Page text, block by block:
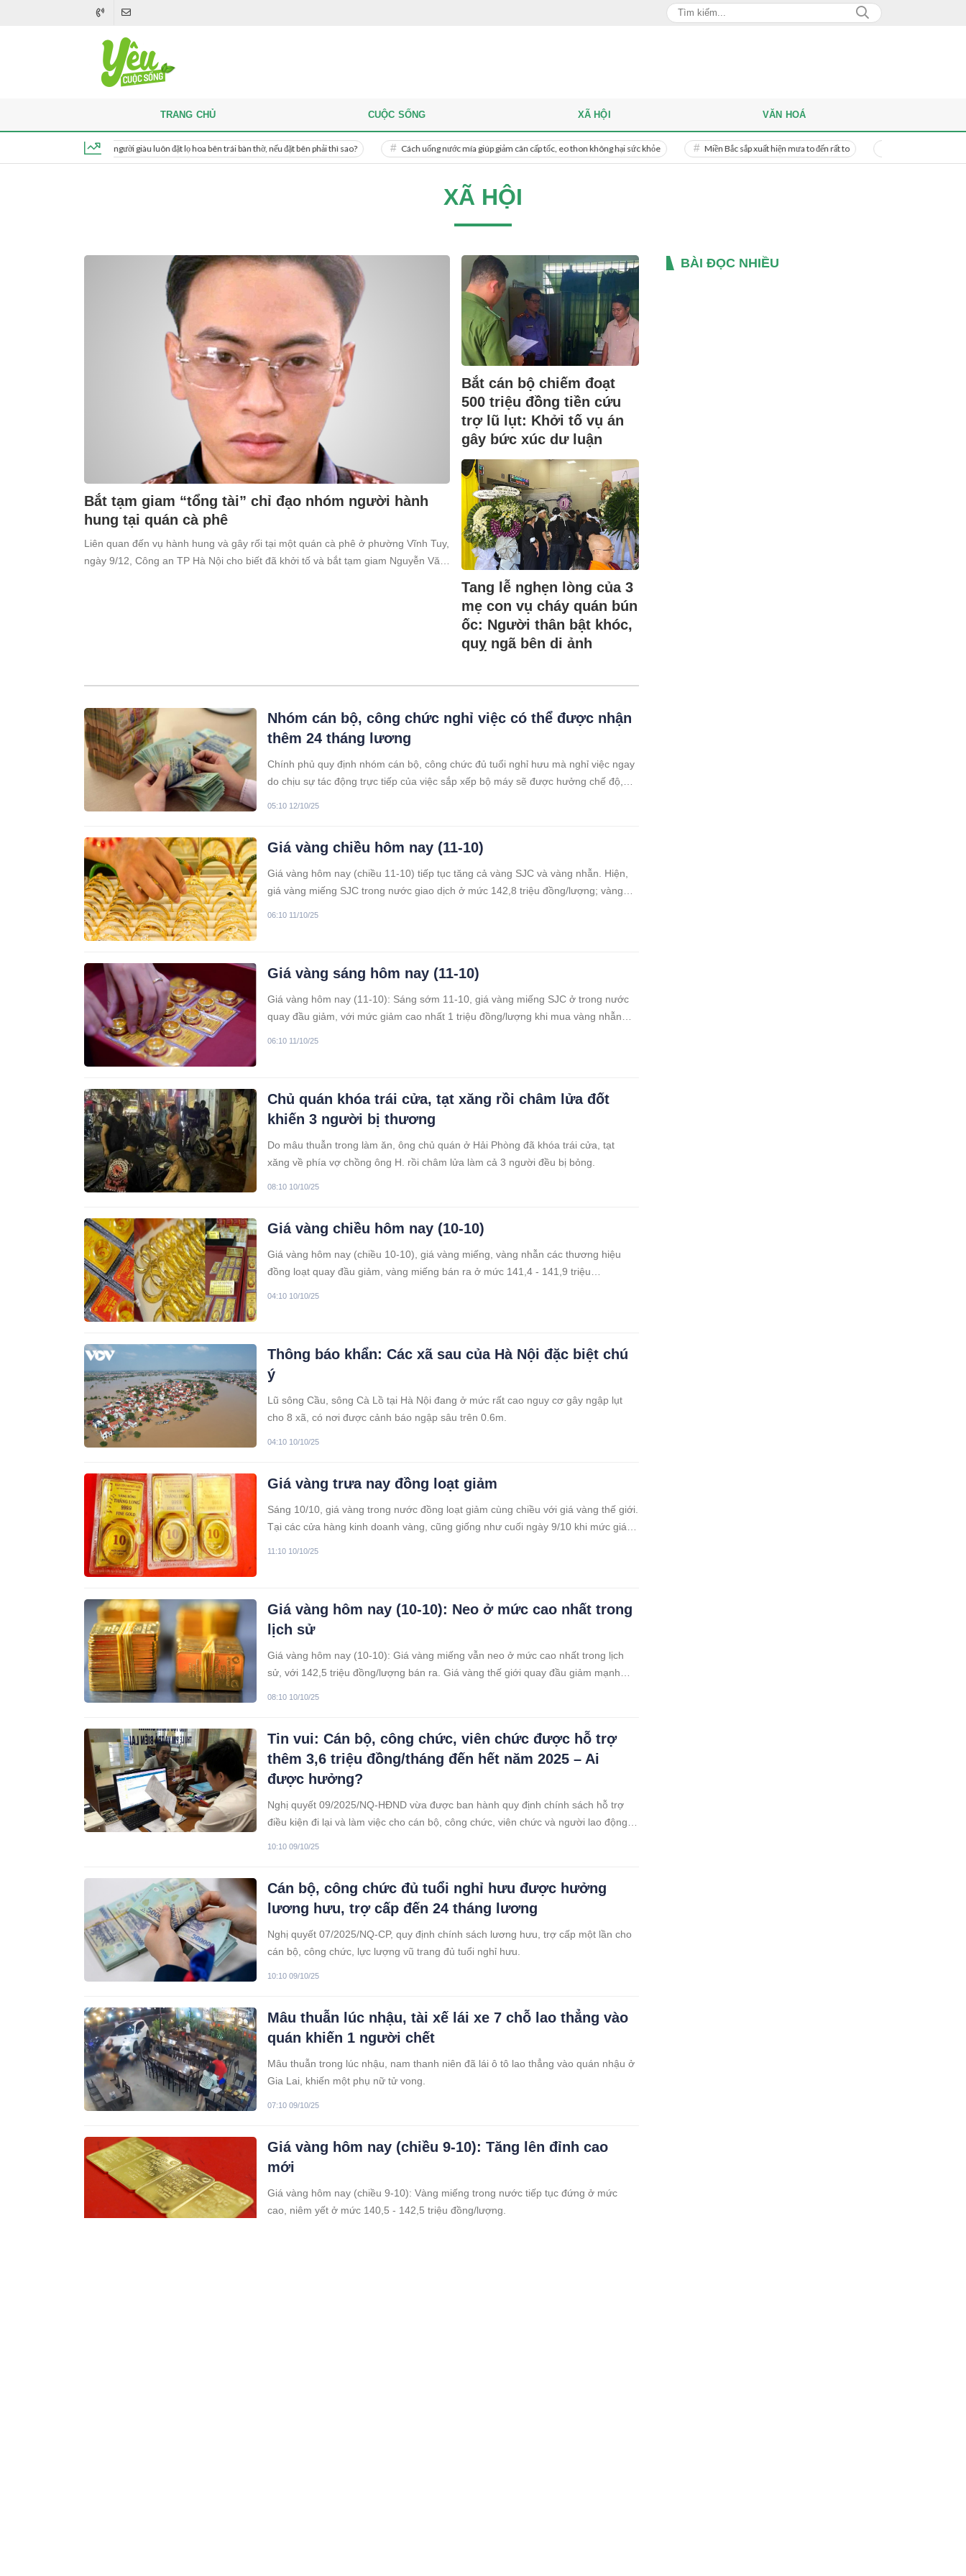
Khi thắp hương, người giàu luôn đặt lọ hoa bên trái bàn thờ, nếu đặt bên phải thì sao? Cách uống nước mía giúp giảm cân cấp tốc, eo thon không hại sức khỏe Miền Bắc sắp xuất hiện mưa to đến rất to Danh tính người phụ nữ bị bạn
TRANG CHỦ CUỘC SỐNG XÃ HỘI VĂN HOÁ
XÃ HỘI
Bắt tạm giam “tổng tài” chỉ đạo nhóm người hành
hung tại quán cà phê
Liên quan đến vụ hành hung và gây rối tại một quán cà phê ở phường Vĩnh Tuy,
ngày 9/12, Công an TP Hà Nội cho biết đã khởi tố và bắt tạm giam Nguyễn Văn
Bắt cán bộ chiếm đoạt
500 triệu đồng tiền cứu
trợ lũ lụt: Khởi tố vụ án
gây bức xúc dư luận
Tang lễ nghẹn lòng của 3
mẹ con vụ cháy quán bún
ốc: Người thân bật khóc,
quỵ ngã bên di ảnh
Nhóm cán bộ, công chức nghỉ việc có thể được nhận
thêm 24 tháng lương
Chính phủ quy định nhóm cán bộ, công chức đủ tuổi nghỉ hưu mà nghỉ việc ngay
do chịu sự tác động trực tiếp của việc sắp xếp bộ máy sẽ được hưởng chế độ,
05:10 12/10/25
Giá vàng chiều hôm nay (11-10)
Giá vàng hôm nay (chiều 11-10) tiếp tục tăng cả vàng SJC và vàng nhẫn. Hiện,
giá vàng miếng SJC trong nước giao dịch ở mức 142,8 triệu đồng/lượng; vàng
06:10 11/10/25
Giá vàng sáng hôm nay (11-10)
Giá vàng hôm nay (11-10): Sáng sớm 11-10, giá vàng miếng SJC ở trong nước
quay đầu giảm, với mức giảm cao nhất 1 triệu đồng/lượng khi mua vàng nhẫn
06:10 11/10/25
Chủ quán khóa trái cửa, tạt xăng rồi châm lửa đốt
khiến 3 người bị thương
Do mâu thuẫn trong làm ăn, ông chủ quán ở Hải Phòng đã khóa trái cửa, tạt
xăng về phía vợ chồng ông H. rồi châm lửa làm cả 3 người đều bị bỏng.
08:10 10/10/25
Giá vàng chiều hôm nay (10-10)
Giá vàng hôm nay (chiều 10-10), giá vàng miếng, vàng nhẫn các thương hiệu
đồng loạt quay đầu giảm, vàng miếng bán ra ở mức 141,4 - 141,9 triệu
04:10 10/10/25
Thông báo khẩn: Các xã sau của Hà Nội đặc biệt chú
ý
Lũ sông Cầu, sông Cà Lồ tại Hà Nội đang ở mức rất cao nguy cơ gây ngập lụt
cho 8 xã, có nơi được cảnh báo ngập sâu trên 0.6m.
04:10 10/10/25
Giá vàng trưa nay đồng loạt giảm
Sáng 10/10, giá vàng trong nước đồng loạt giảm cùng chiều với giá vàng thế giới.
Tại các cửa hàng kinh doanh vàng, cũng giống như cuối ngày 9/10 khi mức giá đi
11:10 10/10/25
Giá vàng hôm nay (10-10): Neo ở mức cao nhất trong
lịch sử
Giá vàng hôm nay (10-10): Giá vàng miếng vẫn neo ở mức cao nhất trong lịch
sử, với 142,5 triệu đồng/lượng bán ra. Giá vàng thế giới quay đầu giảm mạnh
08:10 10/10/25
Tin vui: Cán bộ, công chức, viên chức được hỗ trợ
thêm 3,6 triệu đồng/tháng đến hết năm 2025 – Ai
được hưởng?
Nghị quyết 09/2025/NQ-HĐND vừa được ban hành quy định chính sách hỗ trợ
điều kiện đi lại và làm việc cho cán bộ, công chức, viên chức và người lao động
10:10 09/10/25
Cán bộ, công chức đủ tuổi nghỉ hưu được hưởng
lương hưu, trợ cấp đến 24 tháng lương
Nghị quyết 07/2025/NQ-CP, quy định chính sách lương hưu, trợ cấp một lần cho
cán bộ, công chức, lực lượng vũ trang đủ tuổi nghỉ hưu.
10:10 09/10/25
Mâu thuẫn lúc nhậu, tài xế lái xe 7 chỗ lao thẳng vào
quán khiến 1 người chết
Mâu thuẫn trong lúc nhậu, nam thanh niên đã lái ô tô lao thẳng vào quán nhậu ở
Gia Lai, khiến một phụ nữ tử vong.
07:10 09/10/25
Giá vàng hôm nay (chiều 9-10): Tăng lên đỉnh cao
mới
Giá vàng hôm nay (chiều 9-10): Vàng miếng trong nước tiếp tục đứng ở mức
cao, niêm yết ở mức 140,5 - 142,5 triệu đồng/lượng.
BÀI ĐỌC NHIỀU